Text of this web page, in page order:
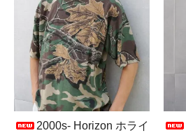
2000s- Horizon ホライ